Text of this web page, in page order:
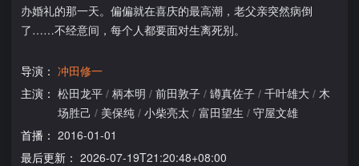
办婚礼的那一天。偏偏就在喜庆的最高潮，老父亲突然病倒
了……不经意间，每个人都要面对生离死别。
导演： 冲田修一
主演： 松田龙平 / 柄本明 / 前田敦子 / 罇真佐子 / 千叶雄大 / 木
场胜己 / 美保纯 / 小柴亮太 / 富田望生 / 守屋文雄
首播： 2016-01-01
最后更新： 2026-07-19T21:20:48+08:00